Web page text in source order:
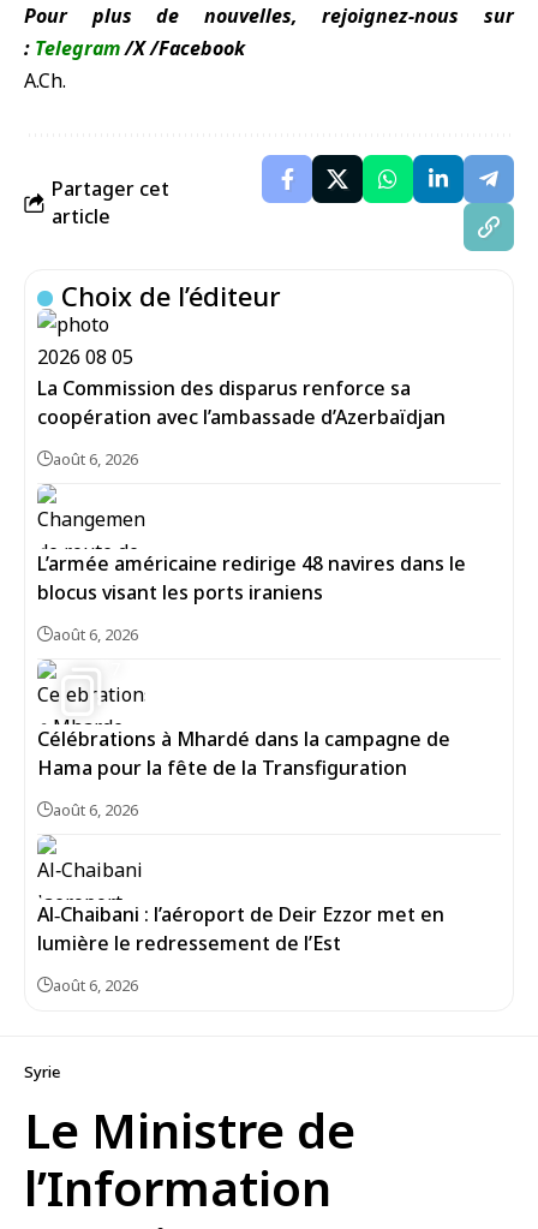
Pour plus de nouvelles, rejoignez-nous sur
: Telegram/X/Facebook
A.Ch.
Partager cet
article
Choix de l’éditeur
La Commission des disparus renforce sa
coopération avec l’ambassade d’Azerbaïdjan
août 6, 2026
L’armée américaine redirige 48 navires dans le
blocus visant les ports iraniens
août 6, 2026
Célébrations à Mhardé dans la campagne de
Hama pour la fête de la Transfiguration
août 6, 2026
Al‑Chaibani : l’aéroport de Deir Ezzor met en
lumière le redressement de l’Est
août 6, 2026
Syrie
Le Ministre de
l’Information